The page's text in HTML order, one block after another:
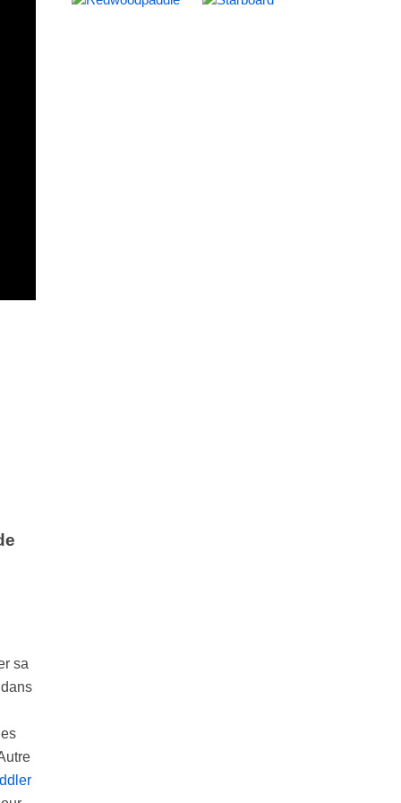
sa